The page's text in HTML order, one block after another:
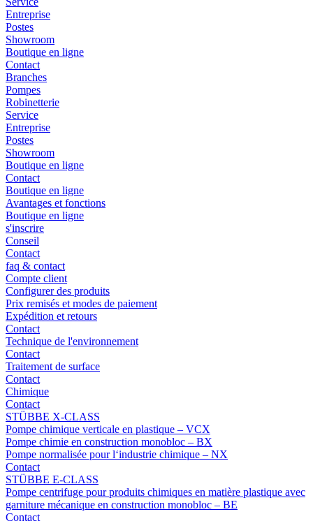
Entreprise
Postes
Showroom
Boutique en ligne
Contact
Branches
Pompes
Robinetterie
Service
Entreprise
Postes
Showroom
Boutique en ligne
Contact
Boutique en ligne
Avantages et fonctions
Boutique en ligne
s'inscrire
Conseil
Contact
faq & contact
Compte client
Configurer des produits
Prix remisés et modes de paiement
Expédition et retours
Contact
Technique de l'environnement
Contact
Traitement de surface
Contact
Chimique
Contact
STÜBBE X-CLASS
Pompe chimique verticale en plastique – VCX
Pompe chimie en construction monobloc – BX
Pompe normalisée pour l‘industrie chimique – NX
Contact
STÜBBE E-CLASS
Pompe centrifuge pour produits chimiques en matière plastique avec
garniture mécanique en construction monobloc – BE
Contact